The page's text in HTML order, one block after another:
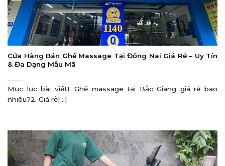
Cửa Hàng Bán Ghế Massage Tại Đồng Nai Giá Rẻ – Uy Tín
& Đa Dạng Mẫu Mã
Mục lục bài viết1. Ghế massage tại Bắc Giang giá rẻ bao
nhiêu?2. Giá rẻ[...]